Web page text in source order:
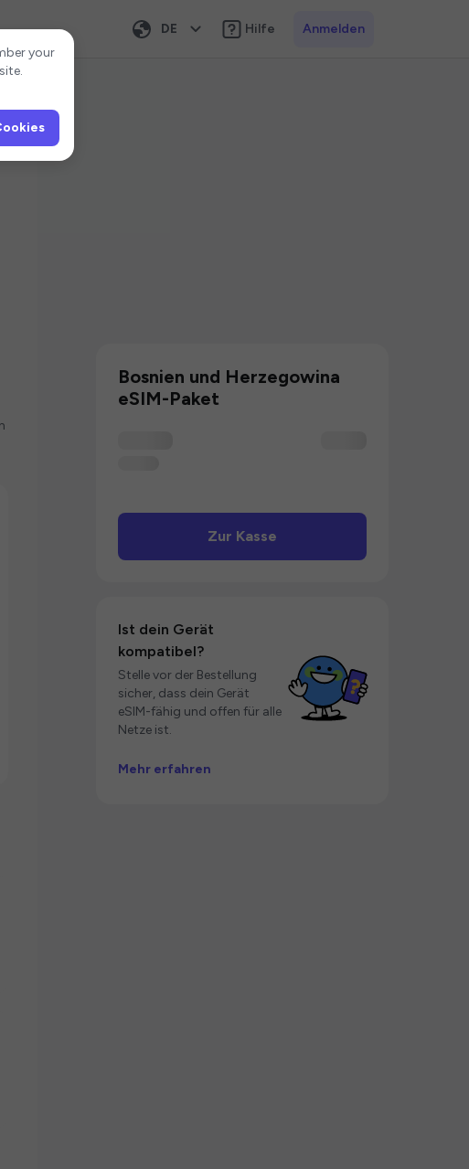
DE Hilfe Anmelden
Bosnien und Herzegowina
eSIM-Paket
Zur Kasse
Ist dein Gerät
kompatibel?
Stelle vor der Bestellung
sicher, dass dein Gerät
eSIM-fähig und offen für alle
Netze ist.
Mehr erfahren
your